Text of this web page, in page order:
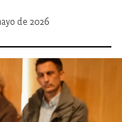
de 2026